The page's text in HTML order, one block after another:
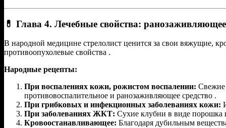
💊 Глава 4. Лечебные свойства:
В народной медицине стрелолист ценится за свои вяжущие,
противоопухолевые свойства .
Народные рецепты:
При воспалениях кожи, рожистом воспалении: Свежие
противовоспалительное и ранозаживляющее средство .
При грибковых и инфекционных заболеваниях кожи:
При заболеваниях ЖКТ: Сухие клубни в виде порошка
Кровоостанавливающее: Благодаря дубильным